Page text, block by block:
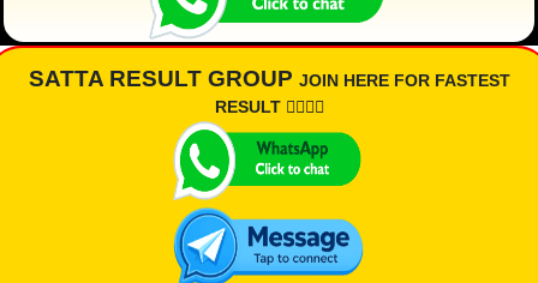
SATTA RESULT GROUP JOIN HERE FOR FASTEST
RESULT 👇🏾👇🏾